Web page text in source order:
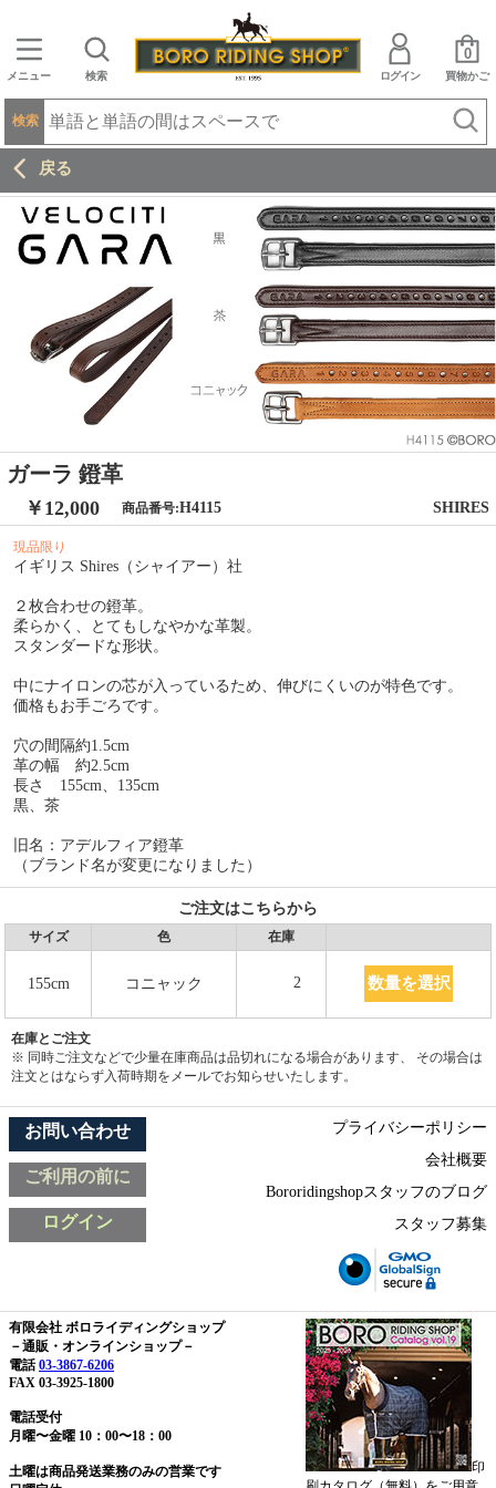
メニュー 検索 ログイン 買物かご
0
検索
戻る
ガーラ 鐙革
￥12,000 商品番号:H4115 SHIRES
現品限り
イギリス Shires（シャイアー）社
２枚合わせの鐙革。
柔らかく、とてもしなやかな革製。
スタンダードな形状。
中にナイロンの芯が入っているため、伸びにくいのが特色です。
価格もお手ごろです。
穴の間隔約1.5cm
革の幅 約2.5cm
長さ 155cm、135cm
黒、茶
旧名：アデルフィア鐙革
（ブランド名が変更になりました）
ご注文はこちらから
サイズ 色 在庫
155cm コニャック 2 数量を選択
在庫とご注文
※ 同時ご注文などで少量在庫商品は品切れになる場合があります、 その場合は
注文とはならず入荷時期をメールでお知らせいたします。
お問い合わせ
ご利用の前に
ログイン
プライバシーポリシー
会社概要
Bororidingshopスタッフのブログ
スタッフ募集
有限会社 ボロライディングショップ
－通販・オンラインショップ－
電話03-3867-6206
FAX 03-3925-1800
電話受付
月曜〜金曜 10：00〜18：00
土曜は商品発送業務のみの営業です
印